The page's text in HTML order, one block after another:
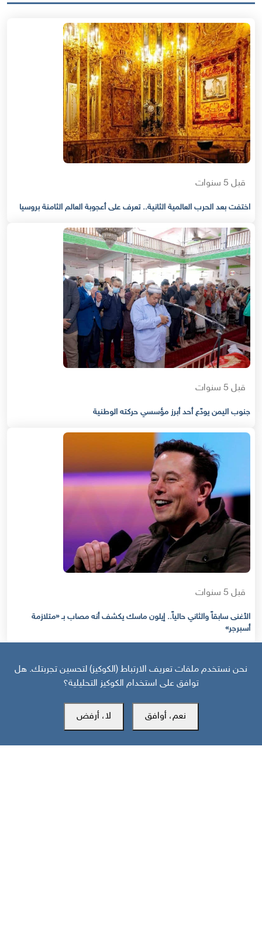
قبل 5 سنوات
اختفت بعد الحرب العالمية الثانية.. تعرف على أعجوبة العالم الثامنة بروسيا
قبل 5 سنوات
جنوب اليمن يودّع أحد أبرز مؤسسي حركته الوطنية
قبل 5 سنوات
الأغنى سابقاً والثاني حالياً.. إيلون ماسك يكشف أنه مصاب بـ «متلازمة
أسبرجر»
نحن نستخدم ملفات تعريف الارتباط (الكوكيز) لتحسين تجربتك. هل
توافق على استخدام الكوكيز التحليلية؟
نعم، أوافق لا، أرفض